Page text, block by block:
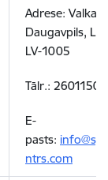
Adrese: Valkas
Daugavpils,
LV-1005
Tālr.: 26011507
E-
pasts:
ntrs.com